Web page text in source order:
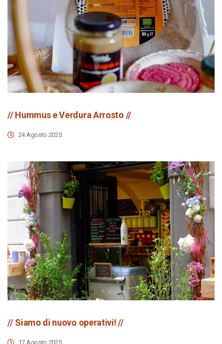
// Hummus e Verdura Arrosto //
24 Agosto 2025
// Siamo di nuovo operativi! //
17 Agosto 2025